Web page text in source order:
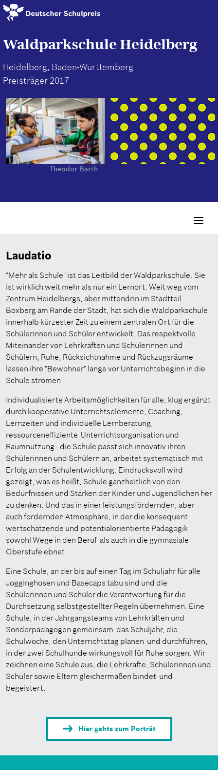
Direkt
zum
Waldparkschule Heidelberg
Heidelberg, Baden-Württemberg
Preisträger 2017
Theodor Barth
Laudatio
"Mehr als Schule" ist das Leitbild der Waldparkschule. Sie
ist wirklich weit mehr als nur ein Lernort. Weit weg vom
Zentrum Heidelbergs, aber mittendrin im Stadtteil
Boxberg am Rande der Stadt, hat sich die Waldparkschule
innerhalb kürzester Zeit zu einem zentralen Ort für die
Schülerinnen und Schüler entwickelt. Das respektvolle
Miteinander von Lehrkräften und Schülerinnen und
Schülern, Ruhe, Rücksichtnahme und Rückzugsräume
lassen ihre "Bewohner" lange vor Unterrichtsbeginn in die
Schule strömen.
Individualisierte Arbeitsmöglichkeiten für alle, klug ergänzt
durch kooperative Unterrichtselemente, Coaching,
Lernzeiten und individuelle Lernberatung,
ressourceneffiziente Unterrichtsorganisation und
Raumnutzung - die Schule passt sich innovativ ihren
Schülerinnen und Schülern an, arbeitet systematisch mit
Erfolg an der Schulentwicklung. Eindrucksvoll wird
gezeigt, was es heißt, Schule ganzheitlich von den
Bedürfnissen und Stärken der Kinder und Jugendlichen her
zu denken. Und das in einer leistungsfördernden, aber
auch fordernden Atmosphäre, in der die konsequent
wertschätzende und potentialorientierte Pädagogik
sowohl Wege in den Beruf als auch in die gymnasiale
Oberstufe ebnet.
Eine Schule, an der bis auf einen Tag im Schuljahr für alle
Jogginghosen und Basecaps tabu sind und die
Schülerinnen und Schüler die Verantwortung für die
Durchsetzung selbstgestellter Regeln übernehmen. Eine
Schule, in der Jahrgangsteams von Lehrkräften und
Sonderpädagogen gemeinsam das Schuljahr, die
Schulwoche, den Unterrichtstag planen und durchführen,
in der zwei Schulhunde wirkungsvoll für Ruhe sorgen. Wir
zeichnen eine Schule aus, die Lehrkräfte, Schülerinnen und
Schüler sowie Eltern gleichermaßen bindet und
begeistert.
Hier gehts zum Porträt